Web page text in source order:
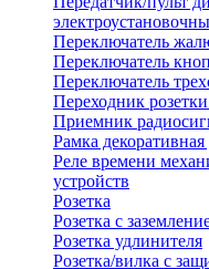
Переключатель
Переключатель
Переключатель
Переходник
Приемник
Рамка
Реле времени
устройств
Розетка
Розетка с
Розетка удлинителя
Розетка/вилка с